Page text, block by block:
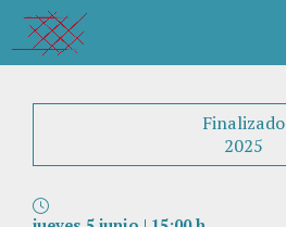
Finalizado
2025